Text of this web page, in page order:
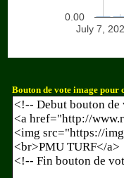
July 7,
0.00
Bouton de vote image pour